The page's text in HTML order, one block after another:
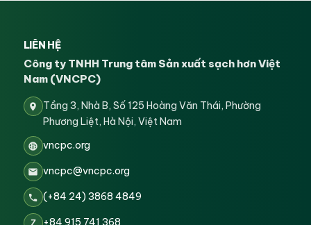
LIÊN HỆ
Công ty TNHH Trung tâm Sản xuất sạch hơn Việt
Nam (VNCPC)
Tầng 3, Nhà B, Số 125 Hoàng Văn Thái, Phường
Phương Liệt, Hà Nội, Việt Nam
vncpc.org
vncpc@vncpc.org
(+84 24) 3868 4849
+84 915 741 368